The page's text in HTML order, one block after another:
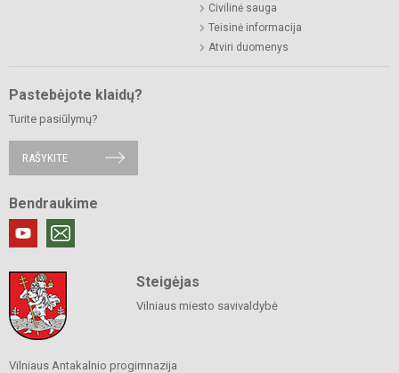
Civilinė sauga
Teisinė informacija
Atviri duomenys
Pastebėjote klaidų?
Turite pasiūlymų?
RAŠYKITE
Bendraukime
Steigėjas
Vilniaus miesto savivaldybė
Vilniaus Antakalnio progimnazija